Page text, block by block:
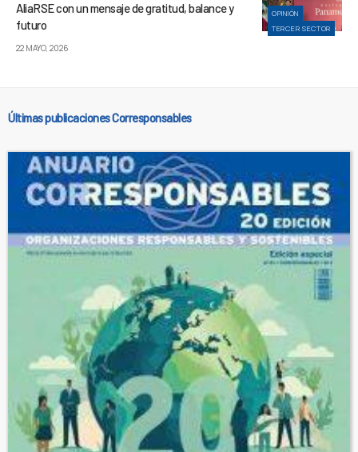
OPINIÓN
TERCER SECTOR
AliaRSE con un mensaje de gratitud, balance y
futuro
22 MAYO, 2026
Últimas publicaciones Corresponsables